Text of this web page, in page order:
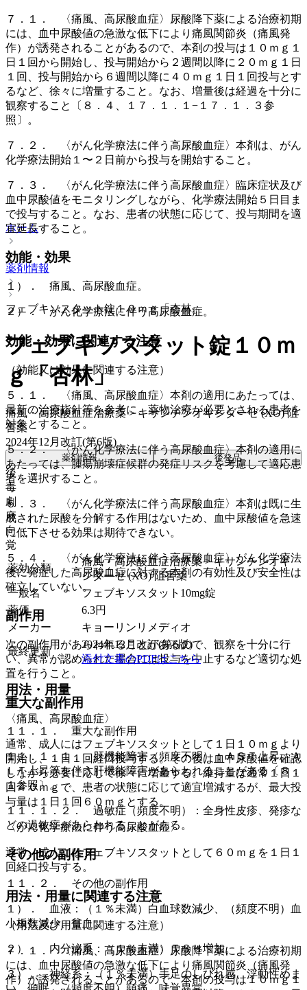
７．１． 〈痛風、高尿酸血症〉尿酸降下薬による治療初期
には、血中尿酸値の急激な低下により痛風関節炎（痛風発
作）が誘発されることがあるので、本剤の投与は１０ｍｇ１
日１回から開始し、投与開始から２週間以降に２０ｍｇ１日
１回、投与開始から６週間以降に４０ｍｇ１日１回投与とす
るなど、徐々に増量すること。なお、増量後は経過を十分に
観察すること〔８．４、１７．１．１−１７．１．３参
照〕。
７．２． 〈がん化学療法に伴う高尿酸血症〉本剤は、がん
化学療法開始１〜２日前から投与を開始すること。
７．３． 〈がん化学療法に伴う高尿酸血症〉臨床症状及び
血中尿酸値をモニタリングしながら、化学療法開始５日目ま
で投与すること。なお、患者の状態に応じて、投与期間を適
宜延長すること。
効能・効果
１）． 痛風、高尿酸血症。
２）． がん化学療法に伴う高尿酸血症。
効能・効果に関連する注意
（効能又は効果に関連する注意）
５．１． 〈痛風、高尿酸血症〉本剤の適用にあたっては、
最新の治療指針等を参考に、薬物治療が必要とされる患者を
対象とすること。
５．２． 〈がん化学療法に伴う高尿酸血症〉本剤の適用に
あたっては、腫瘍崩壊症候群の発症リスクを考慮して適応患
者を選択すること。
５．３． 〈がん化学療法に伴う高尿酸血症〉本剤は既に生
成された尿酸を分解する作用はないため、血中尿酸値を急速
に低下させる効果は期待できない。
５．４． 〈がん化学療法に伴う高尿酸血症〉がん化学療法
後に発症した高尿酸血症に対する本剤の有効性及び安全性は
確立していない。
副作用
次の副作用があらわれることがあるので、観察を十分に行
い、異常が認められた場合には投与を中止するなど適切な処
置を行うこと。
重大な副作用
１１．１． 重大な副作用
１１．１．１． 肝機能障害（頻度不明）：ＡＳＴ上昇、Ａ
ＬＴ上昇等を伴う肝機能障害があらわれることがある〔８．
１参照〕。
１１．１．２． 過敏症（頻度不明）：全身性皮疹、発疹な
どの過敏症があらわれることがある。
その他の副作用
１１．２． その他の副作用
１）． 血液：（１％未満）白血球数減少、（頻度不明）血
小板数減少、貧血。
２）． 内分泌系：（１％未満）ＴＳＨ増加。
３）． 神経系：（１％未満）手足のしびれ感、浮動性めま
ホーム
薬剤情報
フェブキソスタット錠１０ｍｇ「杏林」
フェブキソスタット錠１０ｍ
ｇ「杏林」
痛風・高尿酸血症治療薬 > キサンチンオキシダーゼ (XO) 阻
害薬
2024年12月改訂(第6版)
薬剤情報 後発品
後
毒
劇
麻
向
覚
薬効分類
痛風・高尿酸血症治療薬 > キサンチンオキ
シダーゼ (XO) 阻害薬
一般名
フェブキソスタット10mg錠
薬価
6.3円
メーカー
キョーリンリメディオ
最終更新
2024年12月改訂(第6版)
添付文書のPDFはこちら
用法・用量
〈痛風、高尿酸血症〉
通常、成人にはフェブキソスタットとして１日１０ｍｇより
開始し、１日１回経口投与する。その後は血中尿酸値を確認
しながら必要に応じて徐々に増量する。維持量は通常１日１
回４０ｍｇで、患者の状態に応じて適宜増減するが、最大投
与量は１日１回６０ｍｇとする。
〈がん化学療法に伴う高尿酸血症〉
通常、成人にはフェブキソスタットとして６０ｍｇを１日１
回経口投与する。
用法・用量に関連する注意
（用法及び用量に関連する注意）
７．１． 〈痛風、高尿酸血症〉尿酸降下薬による治療初期
には、血中尿酸値の急激な低下により痛風関節炎（痛風発
作）が誘発されることがあるので、本剤の投与は１０ｍｇ１